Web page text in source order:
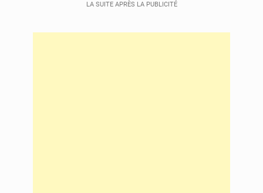
LA SUITE APRÈS LA PUBLICITÉ